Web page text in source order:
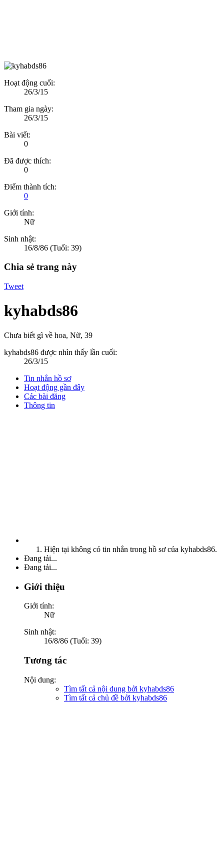
Hoạt động cuối:
26/3/15
Tham gia ngày:
26/3/15
Bài viết:
0
Đã được thích:
0
Điểm thành tích:
0
Giới tính:
Nữ
Sinh nhật:
16/8/86 (Tuổi: 39)
Chia sẻ trang này
Tweet
kyhabds86
Chưa biết gì về hoa, Nữ, 39
kyhabds86 được nhìn thấy lần cuối:
26/3/15
Tin nhắn hồ sơ
Hoạt động gần đây
Các bài đăng
Thông tin
Hiện tại không có tin nhắn trong hồ sơ của kyhabds86.
Đang tải...
Đang tải...
Giới thiệu
Giới tính:
Nữ
Sinh nhật:
16/8/86 (Tuổi: 39)
Tương tác
Nội dung:
Tìm tất cả nội dung bởi kyhabds86
Tìm tất cả chủ đề bởi kyhabds86